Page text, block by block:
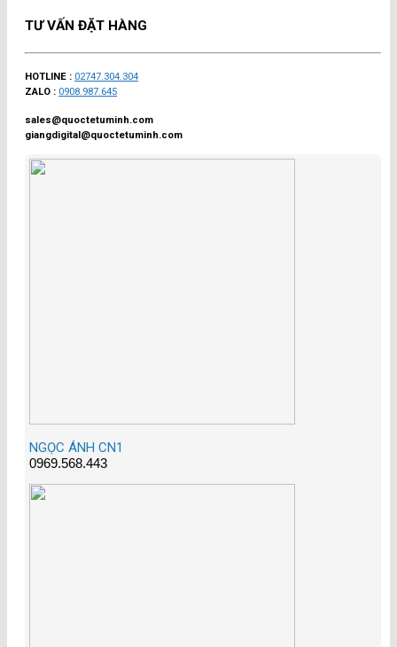
TƯ VẤN ĐẶT HÀNG
HOTLINE : 02747.304.304
ZALO : 0908.987.645
sales@quoctetuminh.com
giangdigital@quoctetuminh.com
NGỌC ÁNH CN1
0969.568.443